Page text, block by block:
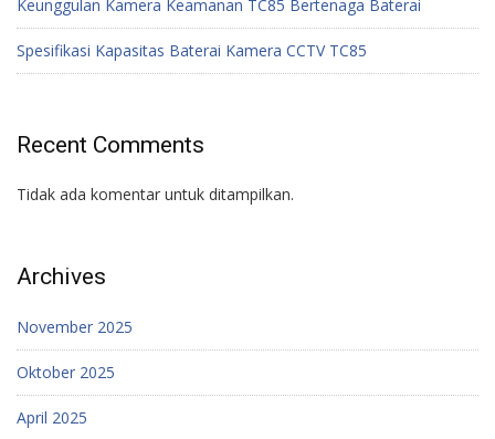
Keunggulan Kamera Keamanan TC85 Bertenaga Baterai
Spesifikasi Kapasitas Baterai Kamera CCTV TC85
Recent Comments
Tidak ada komentar untuk ditampilkan.
Archives
November 2025
Oktober 2025
April 2025